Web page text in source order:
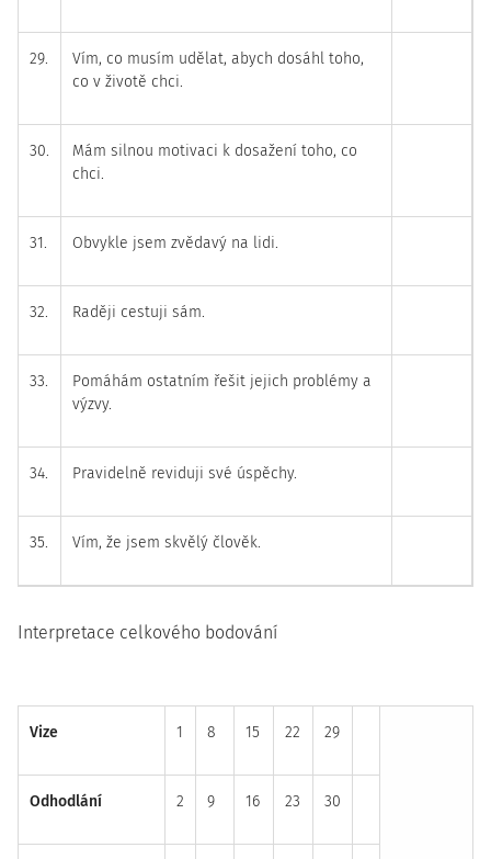
29.
Vím, co musím udělat, abych dosáhl toho,
co v životě chci.
30.
Mám silnou motivaci k dosažení toho, co
chci.
31. Obvykle jsem zvědavý na lidi.
32. Raději cestuji sám.
33.
Pomáhám ostatním řešit jejich problémy a
výzvy.
34. Pravidelně reviduji své úspěchy.
35. Vím, že jsem skvělý člověk.
Interpretace celkového bodování
Vize 1 8 15 22 29
Odhodlání 2 9 16 23 30